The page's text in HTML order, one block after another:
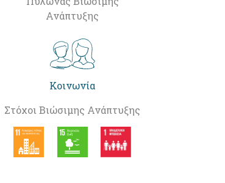
Ανάπτυξης
Κοινωνία
Στόχοι Βιώσιμης Ανάπτυξης